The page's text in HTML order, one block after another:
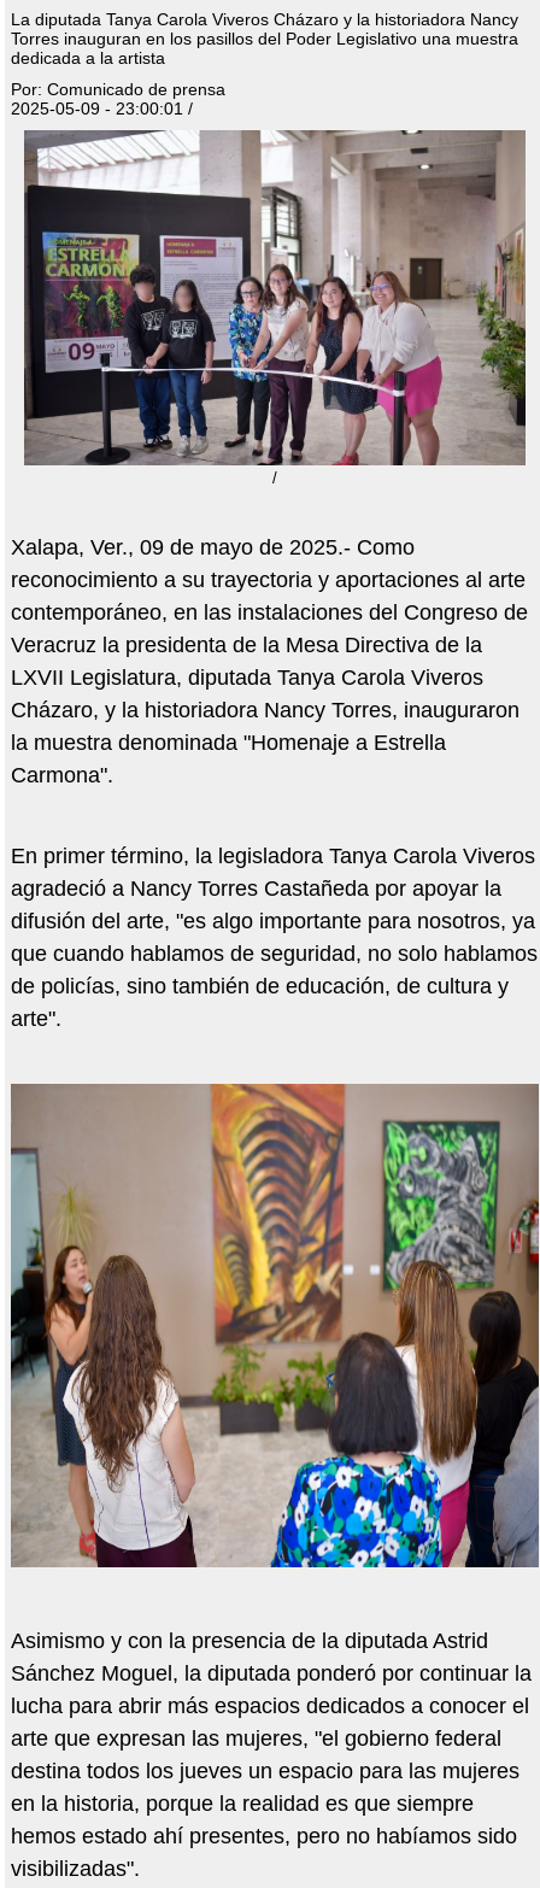
La diputada Tanya Carola Viveros Cházaro y la historiadora Nancy
Torres inauguran en los pasillos del Poder Legislativo una muestra
dedicada a la artista
Por: Comunicado de prensa
2025-05-09 - 23:00:01 /
/
Xalapa, Ver., 09 de mayo de 2025.- Como
reconocimiento a su trayectoria y aportaciones al arte
contemporáneo, en las instalaciones del Congreso de
Veracruz la presidenta de la Mesa Directiva de la
LXVII Legislatura, diputada Tanya Carola Viveros
Cházaro, y la historiadora Nancy Torres, inauguraron
la muestra denominada "Homenaje a Estrella
Carmona".
En primer término, la legisladora Tanya Carola Viveros
agradeció a Nancy Torres Castañeda por apoyar la
difusión del arte, "es algo importante para nosotros, ya
que cuando hablamos de seguridad, no solo hablamos
de policías, sino también de educación, de cultura y
arte".
Asimismo y con la presencia de la diputada Astrid
Sánchez Moguel, la diputada ponderó por continuar la
lucha para abrir más espacios dedicados a conocer el
arte que expresan las mujeres, "el gobierno federal
destina todos los jueves un espacio para las mujeres
en la historia, porque la realidad es que siempre
hemos estado ahí presentes, pero no habíamos sido
visibilizadas".